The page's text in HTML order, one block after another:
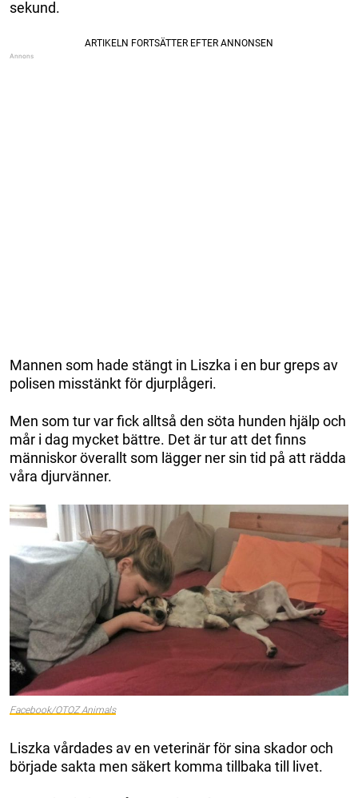
sekund.
Mannen som hade stängt in Liszka i en bur greps av
polisen misstänkt för djurplågeri.
Men som tur var fick alltså den söta hunden hjälp och
mår i dag mycket bättre. Det är tur att det finns
människor överallt som lägger ner sin tid på att rädda
våra djurvänner.
Facebook/OTOZ Animals
Liszka vårdades av en veterinär för sina skador och
började sakta men säkert komma tillbaka till livet.